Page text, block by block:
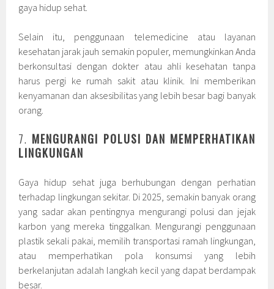
gaya hidup sehat.
Selain itu, penggunaan telemedicine atau layanan
kesehatan jarak jauh semakin populer, memungkinkan Anda
berkonsultasi dengan dokter atau ahli kesehatan tanpa
harus pergi ke rumah sakit atau klinik. Ini memberikan
kenyamanan dan aksesibilitas yang lebih besar bagi banyak
orang.
7. MENGURANGI POLUSI DAN MEMPERHATIKAN
LINGKUNGAN
Gaya hidup sehat juga berhubungan dengan perhatian
terhadap lingkungan sekitar. Di 2025, semakin banyak orang
yang sadar akan pentingnya mengurangi polusi dan jejak
karbon yang mereka tinggalkan. Mengurangi penggunaan
plastik sekali pakai, memilih transportasi ramah lingkungan,
atau memperhatikan pola konsumsi yang lebih
berkelanjutan adalah langkah kecil yang dapat berdampak
besar.